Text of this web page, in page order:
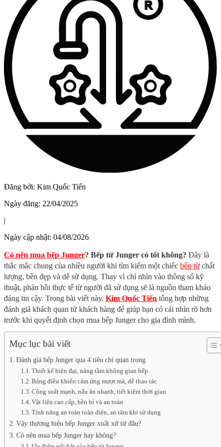
Vật Liệu Nước
Thiết Bị Nước STIEBEL ELTRON
Thiết Bị Nước TÂN Á ĐẠI THÀNH
Đăng bởi: Kim Quốc Tiến
Ngày đăng: 22/04/2025
|
Ngày cập nhật: 04/08/2026
Có nên mua bếp Junger? Bếp từ Junger có tốt không? Đây là
thắc mắc chung của nhiều người khi tìm kiếm một chiếc bếp từ chất
lượng, bền đẹp và dễ sử dụng. Thay vì chỉ nhìn vào thông số kỹ
thuật, phản hồi thực tế từ người đã sử dụng sẽ là nguồn tham khảo
đáng tin cậy. Trong bài viết này, Kim Quốc Tiến tổng hợp những
đánh giá khách quan từ khách hàng để giúp bạn có cái nhìn rõ hơn
trước khi quyết định chọn mua bếp Junger cho gia đình mình.
Mục lục bài viết
Đánh giá bếp Junger qua 4 tiêu chí quan trọng
Thiết kế hiện đại, nâng tầm không gian bếp
Bảng điều khiển cảm ứng mượt mà, dễ thao tác
Công suất mạnh, nấu ăn nhanh, tiết kiệm thời gian
Vật liệu cao cấp, bền bỉ và an toàn
Tính năng an toàn toàn diện, an tâm khi sử dụng
Vậy thương hiệu bếp Junger xuất xứ từ đâu?
Có nên mua bếp Junger hay không?